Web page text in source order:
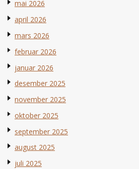
mai 2026
april 2026
mars 2026
februar 2026
januar 2026
desember 2025
november 2025
oktober 2025
september 2025
august 2025
juli 2025